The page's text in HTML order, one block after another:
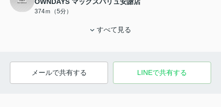
374ｍ（5分）
すべて見る
メールで共有する LINEで共有する